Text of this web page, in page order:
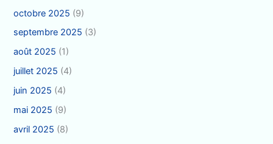
octobre 2025 (9)
septembre 2025 (3)
août 2025 (1)
juillet 2025 (4)
juin 2025 (4)
mai 2025 (9)
avril 2025 (8)